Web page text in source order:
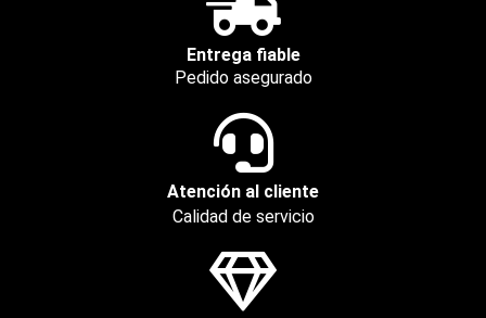
Entrega fiable
Pedido asegurado
Atención al cliente
Calidad de servicio